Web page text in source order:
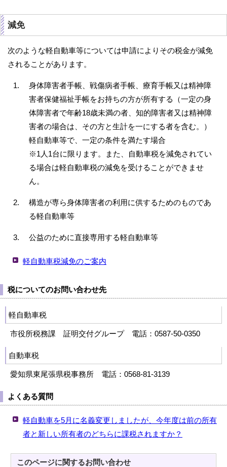
減免
次のような軽自動車等については申請によりその税金が減免
されることがあります。
身体障害者手帳、戦傷病者手帳、療育手帳又は精神障
害者保健福祉手帳をお持ちの方が所有する（一定の身
体障害者で年齢18歳未満の者、知的障害者又は精神障
害者の場合は、その方と生計を一にする者を含む。）
軽自動車等で、一定の条件を満たす場合
※1人1台に限ります。また、自動車税を減免されてい
る場合は軽自動車税の減免を受けることができませ
ん。
構造が専ら身体障害者の利用に供するためのものであ
る軽自動車等
公益のために直接専用する軽自動車等
軽自動車税減免のご案内
税についてのお問い合わせ先
軽自動車税
市役所税務課 証明交付グループ 電話：0587-50-0350
自動車税
愛知県東尾張県税事務所 電話：0568-81-3139
よくある質問
軽自動車を5月に名義変更しましたが、今年度は前の所有
者と新しい所有者のどちらに課税されますか？
このページに関するお問い合わせ